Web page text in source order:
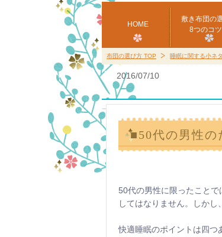
HOME
敷き布団の
8つのコツ
布団の選び方 TOP 睡眠に関する小ネ
2016/07/10
■50代の男性の
50代の男性に限ったこと
してはなりません。しかし、
快適睡眠のポイントは四つ